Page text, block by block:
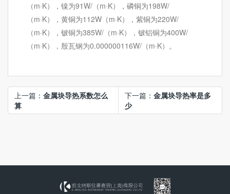
（m·K），镍为91W/（m·K），磷铜为198W/
（m·K），黄铜为112W（m·K），紫铜为220W/
（m·K），铍铜为385W/（m·K），铍铝铜为400W/
（m·K），殷瓦钢为0.000000116W/（m·K）。
上一篇： 金属块导热系数怎么
算
下一篇：金属块导热率是多
少